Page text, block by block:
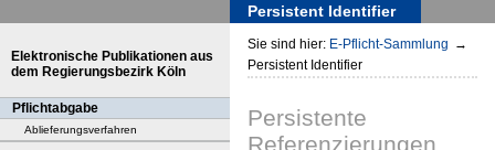
Persistent Identifier
Elektronische Publikationen aus
dem Regierungsbezirk Köln
Pflichtabgabe
Ablieferungsverfahren
Sie sind hier: E-Pflicht-Sammlung →
Persistent Identifier
Persistente
Referenzierungen